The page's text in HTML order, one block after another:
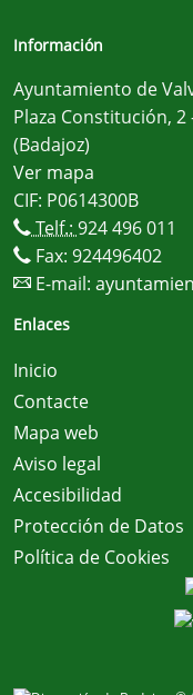
Información
Ayuntamiento de
Plaza Constitución, 2
(Badajoz)
Ver mapa
CIF: P0614300B
Telf.: 924 496 011
Fax: 924496402
E-mail:
Enlaces
Inicio
Contacte
Mapa web
Aviso legal
Accesibilidad
Protección de Datos
Política de Cookies